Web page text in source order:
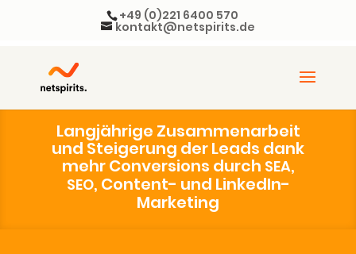
+49 (0)221 6400 570
kontakt@netspirits.de
Lang­jäh­ri­ge Zusam­men­ar­beit
und Stei­ge­rung der Leads dank
mehr Con­ver­si­ons durch SEA,
SEO, Con­tent- und LinkedIn-
Marketing